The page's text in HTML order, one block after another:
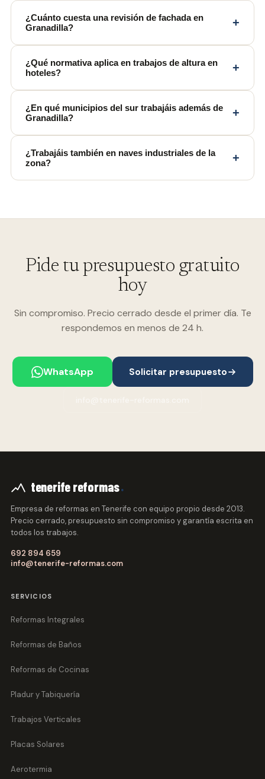
¿Cuánto cuesta una revisión de fachada en
Granadilla?
+
¿Qué normativa aplica en trabajos de altura en
hoteles?
+
¿En qué municipios del sur trabajáis además de
Granadilla?
+
¿Trabajáis también en naves industriales de la
zona?
+
Pide tu presupuesto gratuito
hoy
Sin compromiso. Precio cerrado desde el primer día. Te
respondemos en menos de 24 h.
WhatsApp Solicitar presupuesto
tenerife reformas.
Empresa de reformas en Tenerife con equipo propio desde 2013.
Precio cerrado, presupuesto sin compromiso y garantía escrita en
todos los trabajos.
692 894 659
info@tenerife-reformas.com
SERVICIOS
Reformas Integrales
Reformas de Baños
Reformas de Cocinas
Pladur y Tabiquería
Trabajos Verticales
Placas Solares
Aerotermia